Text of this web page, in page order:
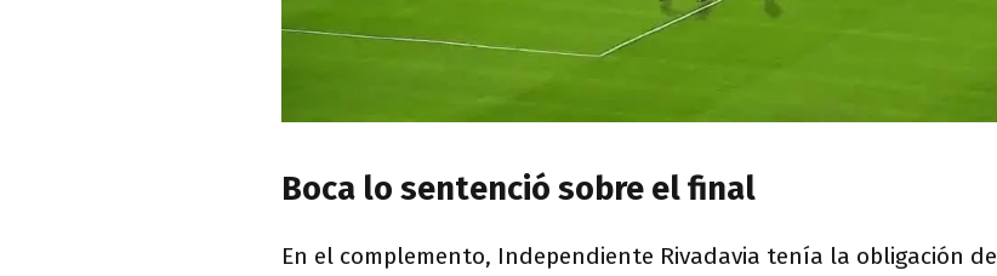
Boca lo sentenció sobre el final
En el complemento, Independiente Rivadavia tenía la obligación de